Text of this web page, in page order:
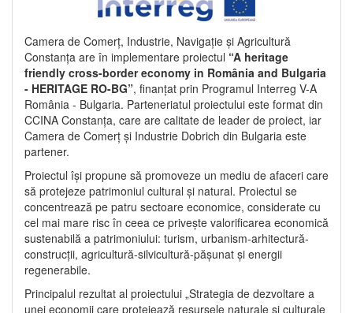
Camera de Comerț, Industrie, Navigație și Agricultură
Constanța are în implementare proiectul “A heritage
friendly cross-border economy in România and Bulgaria
- HERITAGE RO-BG”, finanțat prin Programul Interreg V-A
România - Bulgaria. Parteneriatul proiectului este format din
CCINA Constanța, care are calitate de leader de proiect, iar
Camera de Comerț și Industrie Dobrich din Bulgaria este
partener.
Proiectul își propune să promoveze un mediu de afaceri care
să protejeze patrimoniul cultural și natural. Proiectul se
concentrează pe patru sectoare economice, considerate cu
cel mai mare risc în ceea ce privește valorificarea economică
sustenabilă a patrimoniului: turism, urbanism-arhitectură-
construcții, agricultură-silvicultură-pășunat și energii
regenerabile.
Principalul rezultat al proiectului „Strategia de dezvoltare a
unei economii care protejează resursele naturale și culturale